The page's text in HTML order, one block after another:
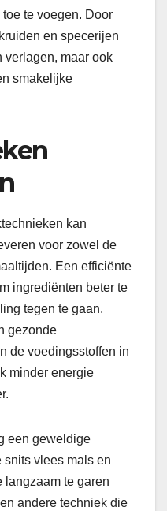
te voegen. Door
en specerijen
verlagen, maar ook
smakelijke
kan
voor zowel de
Een efficiënte
ingrediënten beter te
tegen te gaan.
gezonde
de voedingsstoffen in
minder energie
een geweldige
snits vlees mals en
langzaam te garen
andere techniek die